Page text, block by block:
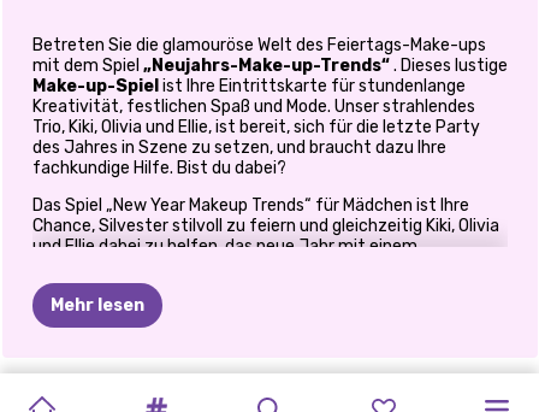
Betreten Sie die glamouröse Welt des Feiertags-Make-ups
mit dem Spiel „Neujahrs-Make-up-Trends“. Dieses lustige
Make-up-Spiel ist Ihre Eintrittskarte für stundenlange
Kreativität, festlichen Spaß und Mode. Unser strahlendes
Trio, Kiki, Olivia und Ellie, ist bereit, sich für die letzte Party
des Jahres in Szene zu setzen, und braucht dazu Ihre
fachkundige Hilfe. Bist du dabei?
Das Spiel „New Year Makeup Trends“ für Mädchen ist Ihre
Chance, Silvester stilvoll zu feiern und gleichzeitig Kiki, Olivia
und Ellie dabei zu helfen, das neue Jahr mit einem
Stilen, atemberaubenden Make-up-Optionen und Outfits
zum Sterben ist dieses Spiel genau das Highlight, das Sie
brauchen, um das Jahr ausklingen zu lassen! Ihre Fähigkeiten
Art und Weise vom Alten zu verabschieden und das Neue zu
Mehr lesen
MAGAZIN-
BÖSEWICHT BERÜHMTHEIT:
VILLAINS REISEHERAUSFORDERUNG
BLONDIES